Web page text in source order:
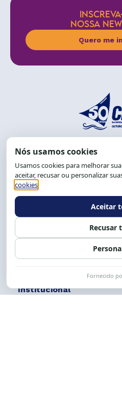
NOSSA
Quero me
End.: R. da
CEP:
Salvador-
Tel.: (71) 2104-5457, Cel.:
Expediente: 8h às
Siga nossas redes
Institucional